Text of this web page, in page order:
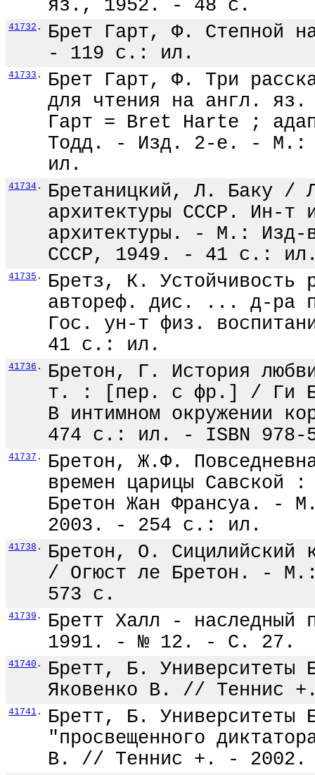
яз., 1952. - 48 с.
41732 .
Брет Гарт, Ф. Степной
- 119 с.: ил.
41733 .
Брет Гарт, Ф. Три
для чтения на англ.
Гарт = Bret Harte ;
Тодд. - Изд. 2-е. - М.:
ил.
41734 .
Бретаницкий, Л. Баку /
архитектуры СССР. Ин-т
архитектуры. - М.: Изд-
СССР, 1949. - 41 с.:
41735 .
Бретз, К. Устойчивость
автореф. дис. ... д-ра
Гос. ун-т физ.
41 с.: ил.
41736 .
Бретон, Г. История
т. : [пер. с фр.] / Ги
В интимном окружении
474 с.: ил. - ISBN 978-
41737 .
Бретон, Ж.Ф.
времен царицы
Бретон Жан Франсуа. -
2003. - 254 с.: ил.
41738 .
Бретон, О.
/ Огюст ле Бретон. -
573 с.
41739 .
Бретт Халл -
1991. - № 12. - С. 27.
41740 .
Бретт, Б.
Яковенко В. //
41741 .
Бретт, Б. Университеты
"просвещенного
В. // Теннис +. -